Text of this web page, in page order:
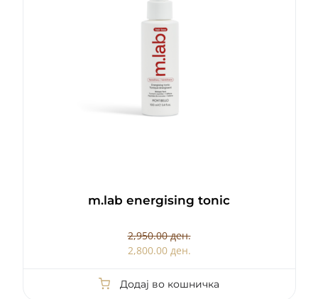
m.lab energising tonic
2,950.00 ден.
2,800.00 ден.
Додај во кошничка